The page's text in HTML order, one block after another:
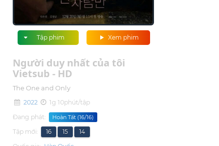
Xem phim
Tập phim
Người duy nhất của tôi
Vietsub - HD
The One and Only
2022
1g 10phút/tập
Đang phát:
Hoàn Tất (16/16)
Tập mới: 16 15
14